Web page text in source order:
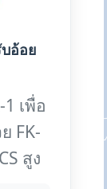
บอ้อย
เพื่อ
FK-
สูง